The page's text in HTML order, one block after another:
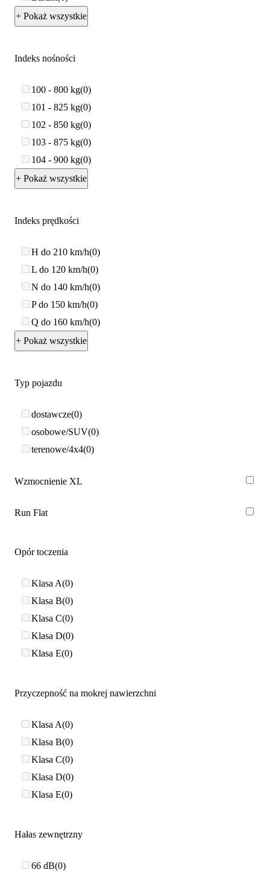
+ Pokaż wszystkie
Indeks nośności
100 - 800 kg 0
101 - 825 kg 0
102 - 850 kg 0
103 - 875 kg 0
104 - 900 kg 0
+ Pokaż wszystkie
Indeks prędkości
H do 210 km/h 0
L do 120 km/h 0
N do 140 km/h 0
P do 150 km/h 0
Q do 160 km/h 0
+ Pokaż wszystkie
Typ pojazdu
dostawcze 0
osobowe/SUV 0
terenowe/4x4 0
Wzmocnienie XL
Run Flat
Opór toczenia
Klasa A 0
Klasa B 0
Klasa C 0
Klasa D 0
Klasa E 0
Przyczepność na mokrej nawierzchni
Klasa A 0
Klasa B 0
Klasa C 0
Klasa D 0
Klasa E 0
Hałas zewnętrzny
66 dB 0